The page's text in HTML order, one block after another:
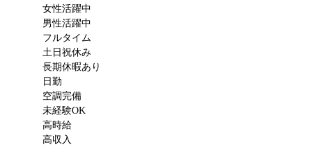
女性活躍中
男性活躍中
フルタイム
土日祝休み
長期休暇あり
日勤
空調完備
未経験OK
高時給
高収入